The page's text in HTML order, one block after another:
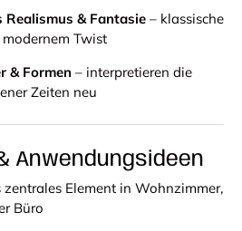
& Fantasie– klassische
Twist
& Formen – interpretieren die
Zeiten neu
Anwendungsideen
Element in Wohnzimmer,
Büro